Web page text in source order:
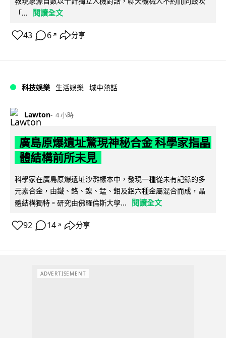
「...
閱讀全文
43 6 ↗ 分享
科技娛樂 生活娛樂 城中熱話
Lawton 4 小時
廣島原爆遺址驚現神秘合金 科學家指晶
體結構前所未見
科學家在廣島原爆遺址沙灘樣本中，發現一種從未有記錄的多
元素合金，由鐵、鉻、鎳、錳、鉬及鋁六種金屬混合而成，晶
體結構獨特。研究由佛羅倫斯大學...
閱讀全文
92 14 ↗ 分享
ADVERTISEMENT